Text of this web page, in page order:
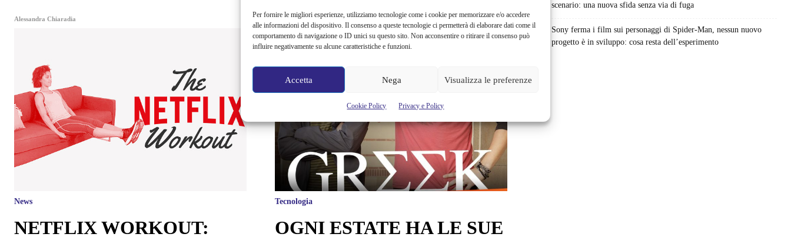
Per fornire le migliori esperienze, utilizziamo tecnologie come i cookie per memorizzare e/o accedere
alle informazioni del dispositivo. Il consenso a queste tecnologie ci permetterà di elaborare dati come il
comportamento di navigazione o ID unici su questo sito. Non acconsentire o ritirare il consenso può
influire negativamente su alcune caratteristiche e funzioni.
Accetta Nega Visualizza le preferenze
Cookie Policy Privacy e Policy
Alessandra Chiaradia
News
NETFLIX WORKOUT:
Tecnologia
OGNI ESTATE HA LE SUE
scenario: una nuova sfida senza via di fuga
Sony ferma i film sui personaggi di Spider-Man, nessun nuovo
progetto è in sviluppo: cosa resta dell’esperimento